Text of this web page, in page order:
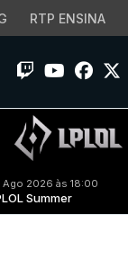
RTP ENSINA
Ago 2026 às 18:00
Summer